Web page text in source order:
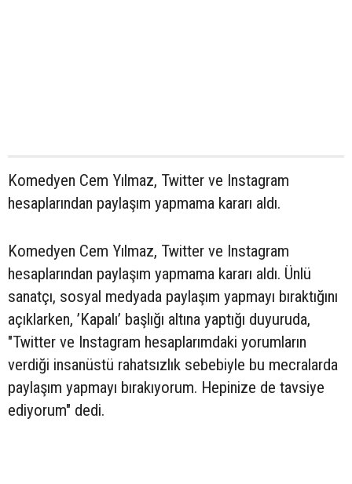
Komedyen Cem Yılmaz, Twitter ve Instagram
hesaplarından paylaşım yapmama kararı aldı.
Komedyen Cem Yılmaz, Twitter ve Instagram
hesaplarından paylaşım yapmama kararı aldı. Ünlü
sanatçı, sosyal medyada paylaşım yapmayı bıraktığını
açıklarken, ’Kapalı’ başlığı altına yaptığı duyuruda,
"Twitter ve Instagram hesaplarımdaki yorumların
verdiği insanüstü rahatsızlık sebebiyle bu mecralarda
paylaşım yapmayı bırakıyorum. Hepinize de tavsiye
ediyorum" dedi.